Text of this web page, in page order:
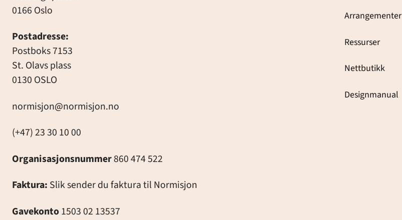
0166 Oslo
Postadresse:
Postboks 7153
St. Olavs plass
0130 OSLO
normisjon@normisjon.no
(+47) 23 30 10 00
Organisasjonsnummer860 474 522
Faktura: Slik sender du faktura til Normisjon
Gavekonto1503 02 13537
Arrangementer
Ressurser
Nettbutikk
Designmanual